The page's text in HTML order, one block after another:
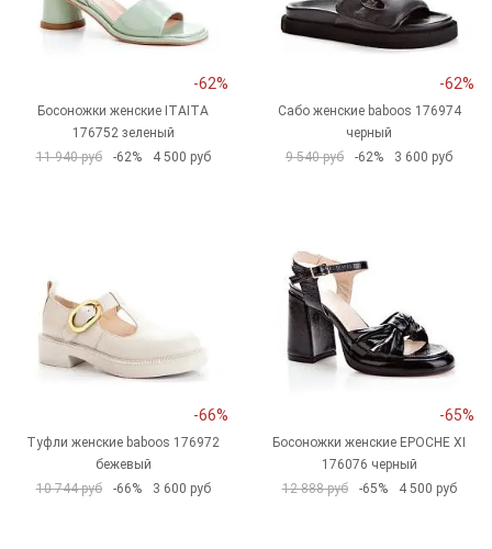
-62%
Босоножки женские ITAITA
176752 зеленый
11 940 руб
-62% 4 500 руб
-62%
Сабо женские baboos 176974
черный
9 540 руб
-62% 3 600 руб
-66%
Туфли женские baboos 176972
бежевый
10 744 руб
-66% 3 600 руб
-65%
Босоножки женские EPOCHE XI
176076 черный
12 888 руб
-65% 4 500 руб